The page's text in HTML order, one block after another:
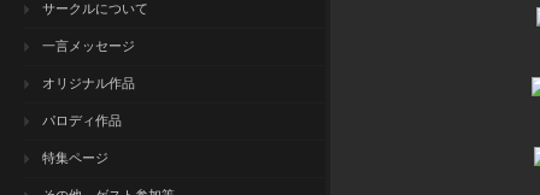
サークルについて
一言メッセージ
オリジナル作品
パロディ作品
特集ページ